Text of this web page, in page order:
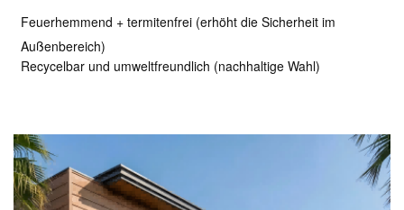
Feuerhemmend + termitenfrei (erhöht die Sicherheit im
Außenbereich)
Recycelbar und umweltfreundlich (nachhaltige Wahl)